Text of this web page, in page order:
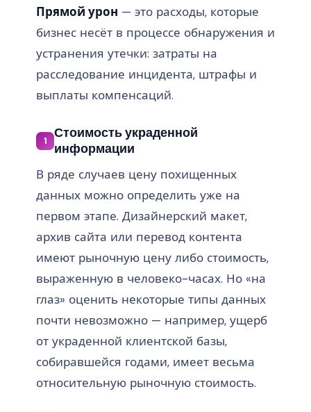
Прямой урон — это расходы, которые
бизнес несёт в процессе обнаружения и
устранения утечки: затраты на
расследование инцидента, штрафы и
выплаты компенсаций.
1
Стоимость украденной
информации
В ряде случаев цену похищенных
данных можно определить уже на
первом этапе. Дизайнерский макет,
архив сайта или перевод контента
имеют рыночную цену либо стоимость,
выраженную в человеко-часах. Но «на
глаз» оценить некоторые типы данных
почти невозможно — например, ущерб
от украденной клиентской базы,
собиравшейся годами, имеет весьма
относительную рыночную стоимость.